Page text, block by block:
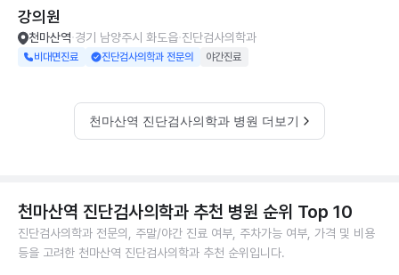
강의원
천마산역 경기 남양주시 화도읍 진단검사의학과
비대면진료 진단검사의학과 전문의 야간진료
천마산역 진단검사의학과 병원 더보기
천마산역 진단검사의학과 추천 병원 순위 Top 10
진단검사의학과 전문의, 주말/야간 진료 여부, 주차가능 여부, 가격 및 비용
등을 고려한 천마산역 진단검사의학과 추천 순위입니다.